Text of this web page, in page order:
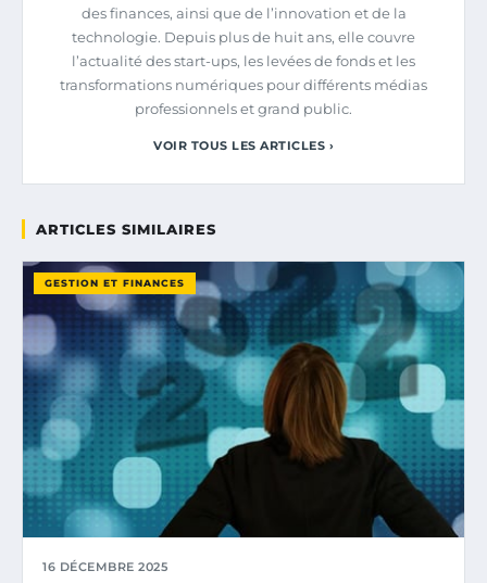
des finances, ainsi que de l’innovation et de la
technologie. Depuis plus de huit ans, elle couvre
l’actualité des start-ups, les levées de fonds et les
transformations numériques pour différents médias
professionnels et grand public.
VOIR TOUS LES ARTICLES ›
ARTICLES SIMILAIRES
GESTION ET FINANCES
16 DÉCEMBRE 2025